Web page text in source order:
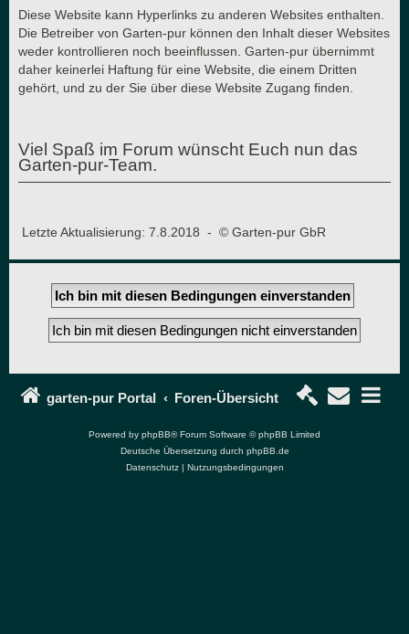
Diese Website kann Hyperlinks zu anderen Websites enthalten.
Die Betreiber von Garten-pur können den Inhalt dieser Websites
weder kontrollieren noch beeinflussen. Garten-pur übernimmt
daher keinerlei Haftung für eine Website, die einem Dritten
gehört, und zu der Sie über diese Website Zugang finden.
Viel Spaß im Forum wünscht Euch nun das
Garten-pur-Team.
Letzte Aktualisierung: 7.8.2018 - © Garten-pur GbR
garten-pur Portal Foren-Übersicht
Powered by phpBB® Forum Software © phpBB Limited
Deutsche Übersetzung durch phpBB.de
Datenschutz| Nutzungsbedingungen